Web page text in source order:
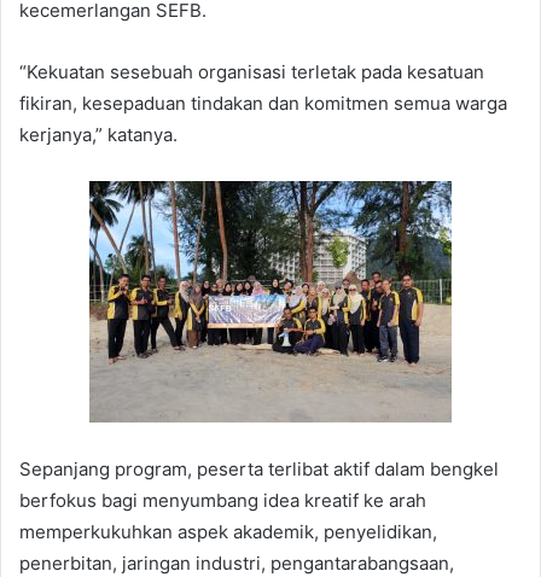
kecemerlangan SEFB.
“Kekuatan sesebuah organisasi terletak pada kesatuan
fikiran, kesepaduan tindakan dan komitmen semua warga
kerjanya,” katanya.
Sepanjang program, peserta terlibat aktif dalam bengkel
berfokus bagi menyumbang idea kreatif ke arah
memperkukuhkan aspek akademik, penyelidikan,
penerbitan, jaringan industri, pengantarabangsaan,